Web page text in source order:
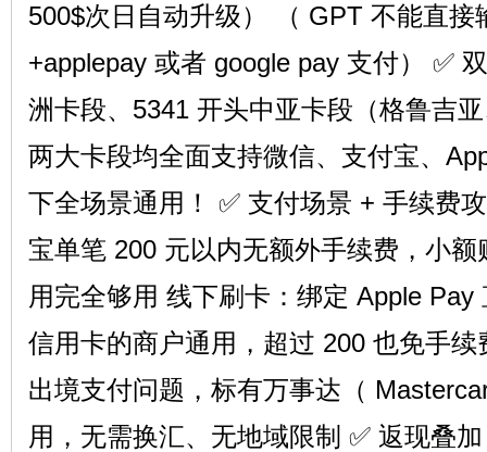
500$次日自动升级） （ GPT 不能直接
+applepay 或者 google pay 支付） ✅
洲卡段、5341 开头中亚卡段（格鲁吉
两大卡段均全面支持微信、支付宝、
下全场景通用！ ✅ 支付场景 + 手续费
宝单笔 200 元以内无额外手续费，小
用完全够用 线下刷卡：绑定 Apple
信用卡的商户通用，超过 200 也免手
出境支付问题，标有万事达（
用，无需换汇、无地域限制 ✅ 返现叠